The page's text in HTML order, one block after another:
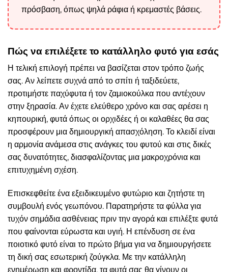
πρόσβαση, όπως ψηλά ράφια ή κρεμαστές βάσεις.
Πώς να επιλέξετε το κατάλληλο φυτό για εσάς
Η τελική επιλογή πρέπει να βασίζεται στον τρόπο ζωής
σας. Αν λείπετε συχνά από το σπίτι ή ταξιδεύετε,
προτιμήστε παχύφυτα ή τον ζαμιοκούλκα που αντέχουν
στην ξηρασία. Αν έχετε ελεύθερο χρόνο και σας αρέσει η
κηπουρική, φυτά όπως οι ορχιδέες ή οι καλαθέες θα σας
προσφέρουν μια δημιουργική απασχόληση. Το κλειδί είναι
η αρμονία ανάμεσα στις ανάγκες του φυτού και στις δικές
σας δυνατότητες, διασφαλίζοντας μια μακροχρόνια και
επιτυχημένη σχέση.
Επισκεφθείτε ένα εξειδικευμένο φυτώριο και ζητήστε τη
συμβουλή ενός γεωπόνου. Παρατηρήστε τα φύλλα για
τυχόν σημάδια ασθένειας πριν την αγορά και επιλέξτε φυτά
που φαίνονται εύρωστα και υγιή. Η επένδυση σε ένα
ποιοτικό φυτό είναι το πρώτο βήμα για να δημιουργήσετε
τη δική σας εσωτερική ζούγκλα. Με την κατάλληλη
ενημέρωση και φροντίδα, τα φυτά σας θα γίνουν οι